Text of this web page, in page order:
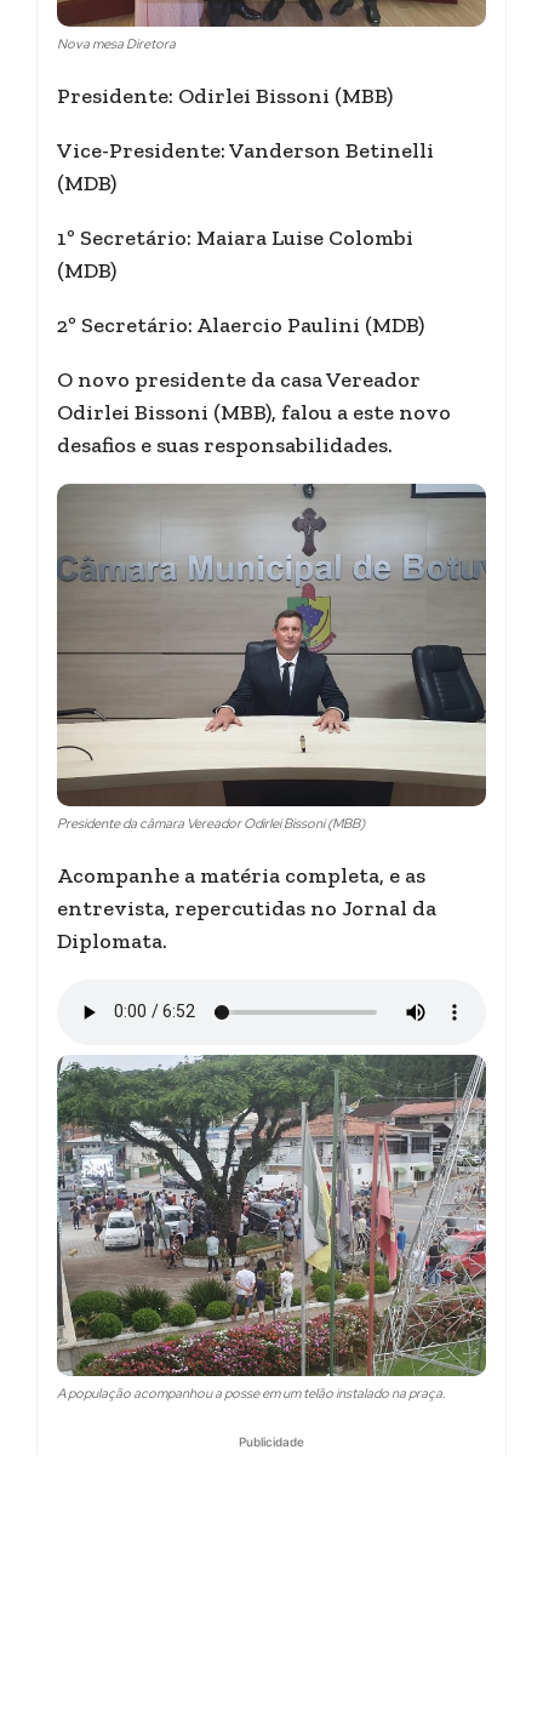
Nova mesa Diretora
Presidente: Odirlei Bissoni (MBB)
Vice-Presidente: Vanderson Betinelli
(MDB)
1º Secretário: Maiara Luise Colombi
(MDB)
2º Secretário: Alaercio Paulini (MDB)
O novo presidente da casa Vereador
Odirlei Bissoni (MBB), falou a este novo
desafios e suas responsabilidades.
Presidente da câmara Vereador Odirlei Bissoni (MBB)
Acompanhe a matéria completa, e as
entrevista, repercutidas no Jornal da
Diplomata.
A população acompanhou a posse em um telão instalado na praça.
Publicidade